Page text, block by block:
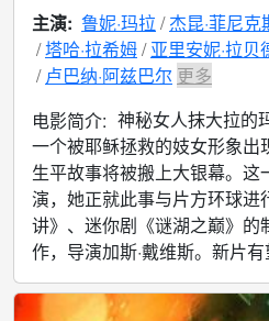
主演: 鲁妮·玛拉 杰昆·菲尼克
塔哈·拉希姆 亚里安妮·拉贝
卢巴纳·阿兹巴尔 更多
电影简介: 神秘女人抹大拉的
一个被耶稣拯救的妓女形象出
生平故事将被搬上大银幕。这
演，她正就此事与片方环球进
讲》、迷你剧《谜湖之巅》
作，导演加斯·戴维斯。新片